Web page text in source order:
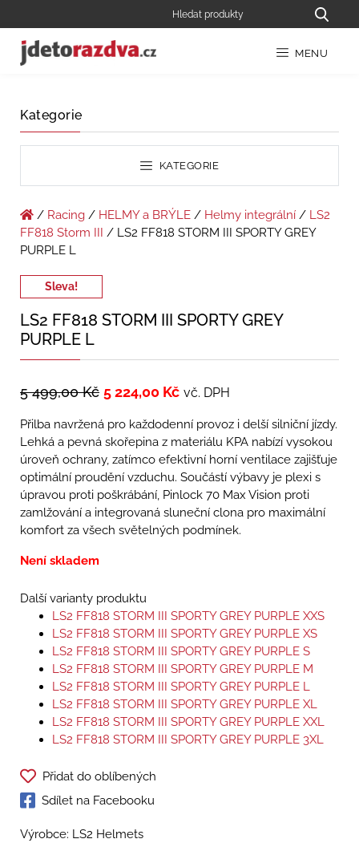
MENU
Kategorie
KATEGORIE
/ Racing / HELMY a BRÝLE / Helmy integrální / LS2
FF818 Storm III
/ LS2 FF818 STORM III SPORTY GREY
PURPLE L
Sleva!
LS2 FF818 STORM III SPORTY GREY
PURPLE L
5 499,00Kč 5 224,00 Kč vč. DPH
Přilba navržená pro každodenní provoz i delší silniční jízdy.
Lehká a pevná skořepina z materiálu KPA nabízí vysokou
úroveň ochrany, zatímco efektivní horní ventilace zajišťuje
optimální proudění vzduchu. Součástí výbavy je plexi s
úpravou proti poškrábání, Pinlock 70 Max Vision proti
zamlžování a integrovaná sluneční clona pro maximální
komfort za všech světelných podmínek.
Není skladem
Další varianty produktu
LS2 FF818 STORM III SPORTY GREY PURPLE XXS
LS2 FF818 STORM III SPORTY GREY PURPLE XS
LS2 FF818 STORM III SPORTY GREY PURPLE S
LS2 FF818 STORM III SPORTY GREY PURPLE M
LS2 FF818 STORM III SPORTY GREY PURPLE L
LS2 FF818 STORM III SPORTY GREY PURPLE XL
LS2 FF818 STORM III SPORTY GREY PURPLE XXL
LS2 FF818 STORM III SPORTY GREY PURPLE 3XL
Přidat do oblíbených
Sdílet na Facebooku
Výrobce: LS2 Helmets